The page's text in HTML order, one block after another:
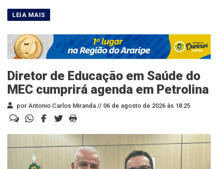
Diretor de Educação em Saúde do
MEC cumprirá agenda em Petrolina
por Antonio Carlos Miranda // 06 de agosto de 2026 às 18:25